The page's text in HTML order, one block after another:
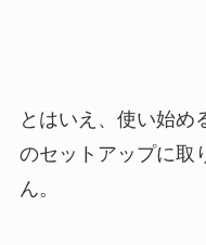
とはいえ、使い始め
のセットアップに取
ん。